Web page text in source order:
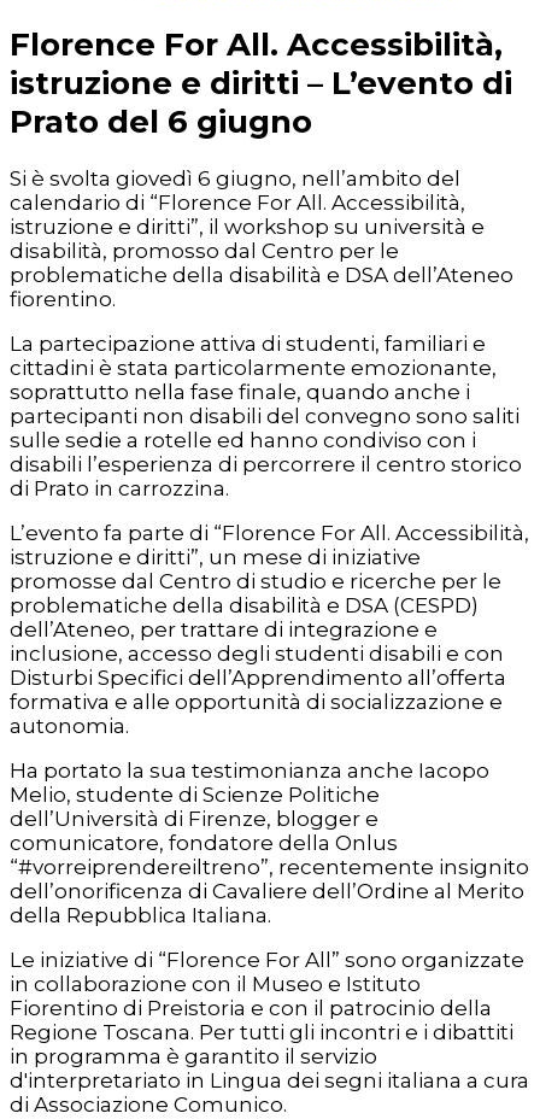
Florence For All. Accessibilità,
istruzione e diritti – L’evento di
Prato del 6 giugno
Si è svolta giovedì 6 giugno, nell’ambito del
calendario di “Florence For All. Accessibilità,
istruzione e diritti”, il workshop su università e
disabilità, promosso dal Centro per le
problematiche della disabilità e DSA dell’Ateneo
fiorentino.
La partecipazione attiva di studenti, familiari e
cittadini è stata particolarmente emozionante,
soprattutto nella fase finale, quando anche i
partecipanti non disabili del convegno sono saliti
sulle sedie a rotelle ed hanno condiviso con i
disabili l’esperienza di percorrere il centro storico
di Prato in carrozzina.
L’evento fa parte di “Florence For All. Accessibilità,
istruzione e diritti”, un mese di iniziative
promosse dal Centro di studio e ricerche per le
problematiche della disabilità e DSA (CESPD)
dell’Ateneo, per trattare di integrazione e
inclusione, accesso degli studenti disabili e con
Disturbi Specifici dell’Apprendimento all’offerta
formativa e alle opportunità di socializzazione e
autonomia.
Ha portato la sua testimonianza anche Iacopo
Melio, studente di Scienze Politiche
dell’Università di Firenze, blogger e
comunicatore, fondatore della Onlus
“#vorreiprendereiltreno”, recentemente insignito
dell’onorificenza di Cavaliere dell’Ordine al Merito
della Repubblica Italiana.
Le iniziative di “Florence For All” sono organizzate
in collaborazione con il Museo e Istituto
Fiorentino di Preistoria e con il patrocinio della
Regione Toscana. Per tutti gli incontri e i dibattiti
in programma è garantito il servizio
d'interpretariato in Lingua dei segni italiana a cura
di Associazione Comunico.